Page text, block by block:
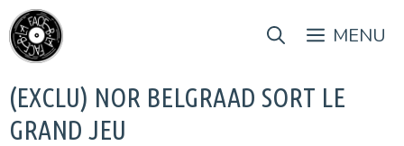
Aller
au
contenu
MENU
(EXCLU) NOR BELGRAAD SORT LE
GRAND JEU